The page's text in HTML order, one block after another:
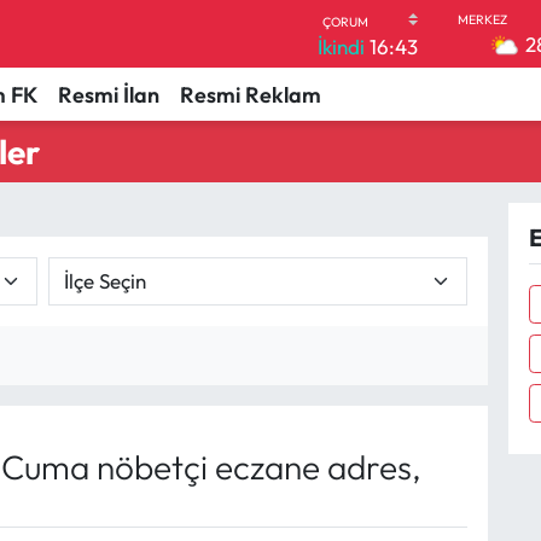
İkindi 16:43
FK Resmi İlan Resmi Reklam
nöbetçi eczane adres,